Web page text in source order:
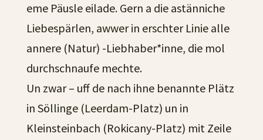
eme Päusle eilade. Gern a die astänniche
Liebespärlen, awwer in erschter Linie alle
annere (Natur) -Liebhaber*inne, die mol
durchschnaufe mechte.
Un zwar – uff de nach ihne benannte Plätz
in Söllinge (Leerdam-Platz) un in
Kleinsteinbach (Rokicany-Platz) mit Zeile